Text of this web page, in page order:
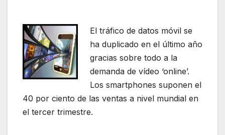
El tráfico de datos móvil se
ha duplicado en el último año
gracias sobre todo a la
demanda de vídeo ‘online’.
Los smartphones suponen el
40 por ciento de las ventas a nivel mundial en
el tercer trimestre.